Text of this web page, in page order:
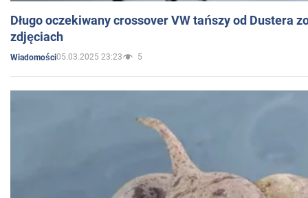
Długo oczekiwany crossover VW tańszy od Dustera
zdjęciach
Wiadomości05.03.2025 23:23 5